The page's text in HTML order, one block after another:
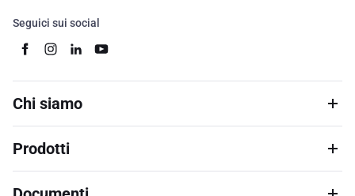
Seguici sui social
Chi siamo
Prodotti